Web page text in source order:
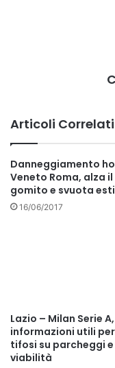
Articoli Correlati
Danneggiamento
Veneto Roma, alza il
gomito e svuota
16/06/2017
Lazio – Milan Serie A,
informazioni utili
tifosi su parcheggi e
viabilità